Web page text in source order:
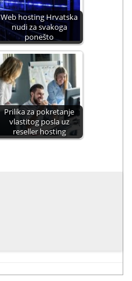
Web hosting Hrvatska
nudi za svakoga
ponešto
Prilika za pokretanje
vlastitog posla uz
reseller hosting